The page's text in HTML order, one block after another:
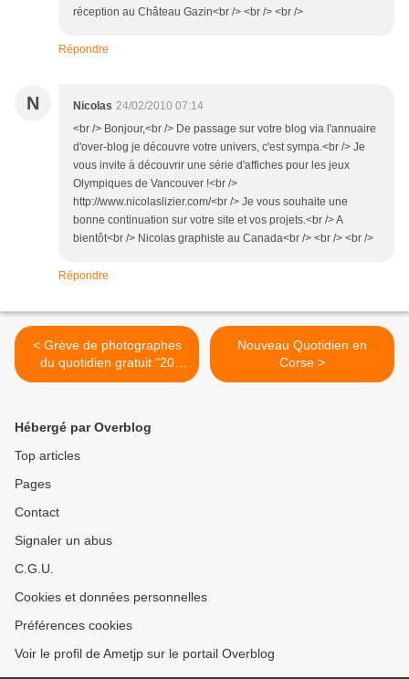
réception au Château Gazin<br /> <br /> <br />
Répondre
N Nicolas 24/02/2010 07:14
<br /> Bonjour,<br /> De passage sur votre blog via l'annuaire
d'over-blog je découvre votre univers, c'est sympa.<br /> Je
vous invite à découvrir une série d'affiches pour les jeux
Olympiques de Vancouver !<br />
http://www.nicolaslizier.com/<br /> Je vous souhaite une
bonne continuation sur votre site et vos projets.<br /> A
bientôt<br /> Nicolas graphiste au Canada<br /> <br /> <br />
Répondre
< Grève de photographes
du quotidien gratuit "20
minutes"
Nouveau Quotidien en
Corse >
Hébergé par Overblog
Top articles
Pages
Contact
Signaler un abus
C.G.U.
Cookies et données personnelles
Préférences cookies
Voir le profil de Ametjp sur le portail Overblog